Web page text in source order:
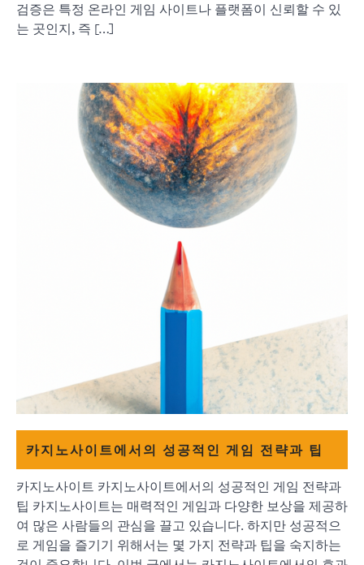
검증은 특정 온라인 게임 사이트나 플랫폼이 신뢰할 수 있
는 곳인지, 즉 […]
카지노사이트에서의 성공적인 게임 전략과 팁
카지노사이트 카지노사이트에서의 성공적인 게임 전략과
팁 카지노사이트는 매력적인 게임과 다양한 보상을 제공하
여 많은 사람들의 관심을 끌고 있습니다. 하지만 성공적으
로 게임을 즐기기 위해서는 몇 가지 전략과 팁을 숙지하는